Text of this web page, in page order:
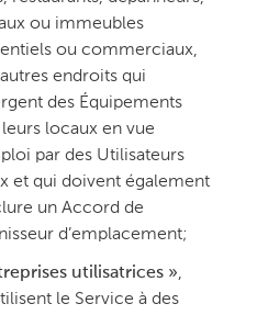
ou immeubles
ou commerciaux,
endroits qui
des Équipements
leurs locaux en vue
par des Utilisateurs
et qui doivent également
un Accord de
d’emplacement;
utilisatrices »,
le Service à des